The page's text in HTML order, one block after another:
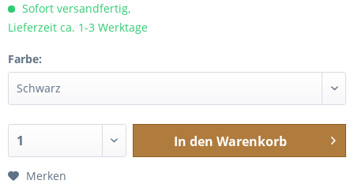
Sofort versandfertig,
Lieferzeit ca. 1-3 Werktage
Farbe:
In den Warenkorb
Merken